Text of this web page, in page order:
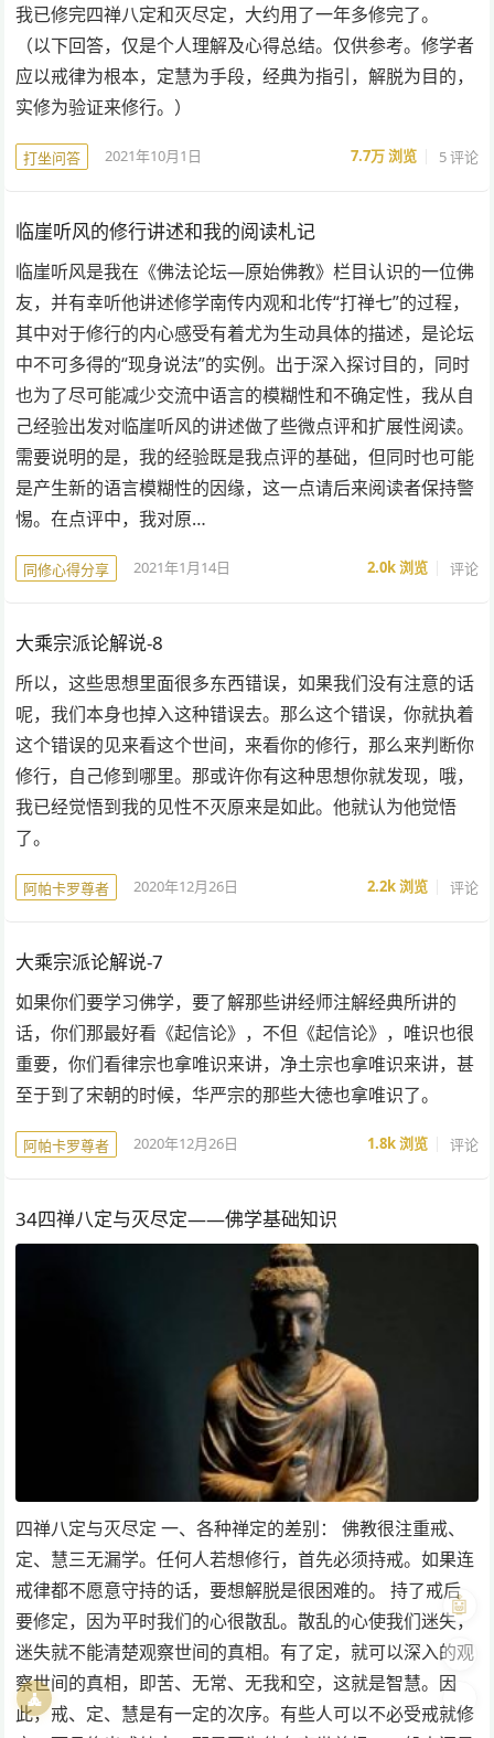
我已修完四禅八定和灭尽定，大约用了一年多修完了。
（以下回答，仅是个人理解及心得总结。仅供参考。修学者
应以戒律为根本，定慧为手段，经典为指引，解脱为目的，
实修为验证来修行。）
打坐问答 2021年10月1日 7.7万浏览 5 评论
临崖听风的修行讲述和我的阅读札记
临崖听风是我在《佛法论坛—原始佛教》栏目认识的一位佛
友，并有幸听他讲述修学南传内观和北传“打禅七”的过程，
其中对于修行的内心感受有着尤为生动具体的描述，是论坛
中不可多得的“现身说法”的实例。出于深入探讨目的，同时
也为了尽可能减少交流中语言的模糊性和不确定性，我从自
己经验出发对临崖听风的讲述做了些微点评和扩展性阅读。
需要说明的是，我的经验既是我点评的基础，但同时也可能
是产生新的语言模糊性的因缘，这一点请后来阅读者保持警
惕。在点评中，我对原…
同修心得分享 2021年1月14日 2.0k浏览 评论
大乘宗派论解说-8
所以，这些思想里面很多东西错误，如果我们没有注意的话
呢，我们本身也掉入这种错误去。那么这个错误，你就执着
这个错误的见来看这个世间，来看你的修行，那么来判断你
修行，自己修到哪里。那或许你有这种思想你就发现，哦，
我已经觉悟到我的见性不灭原来是如此。他就认为他觉悟
了。
阿帕卡罗尊者 2020年12月26日 2.2k浏览 评论
大乘宗派论解说-7
如果你们要学习佛学，要了解那些讲经师注解经典所讲的
话，你们那最好看《起信论》，不但《起信论》，唯识也很
重要，你们看律宗也拿唯识来讲，净土宗也拿唯识来讲，甚
至于到了宋朝的时候，华严宗的那些大徳也拿唯识了。
阿帕卡罗尊者 2020年12月26日 1.8k浏览 评论
34四禅八定与灭尽定——佛学基础知识
四禅八定与灭尽定 一、各种禅定的差别： 佛教很注重戒、
定、慧三无漏学。任何人若想修行，首先必须持戒。如果连
戒律都不愿意守持的话，要想解脱是很困难的。 持了戒后
要修定，因为平时我们的心很散乱。散乱的心使我们迷失，
迷失就不能清楚观察世间的真相。有了定，就可以深入的观
察世间的真相，即苦、无常、无我和空，这就是智慧。因
此，戒、定、慧是有一定的次序。有些人可以不必受戒就修
🌓
🧘
🤖
🎨